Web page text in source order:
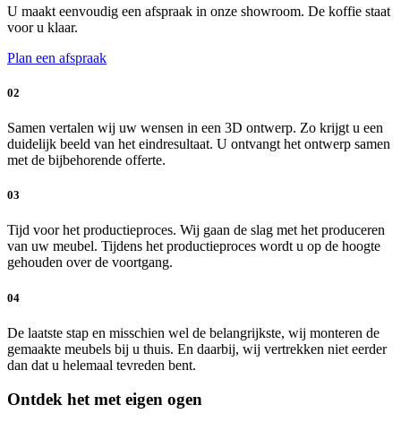
U maakt eenvoudig een afspraak in onze showroom. De koffie staat
voor u klaar.
Plan een afspraak
02
Samen vertalen wij uw wensen in een 3D ontwerp. Zo krijgt u een
duidelijk beeld van het eindresultaat. U ontvangt het ontwerp samen
met de bijbehorende offerte.
03
Tijd voor het productieproces. Wij gaan de slag met het produceren
van uw meubel. Tijdens het productieproces wordt u op de hoogte
gehouden over de voortgang.
04
De laatste stap en misschien wel de belangrijkste, wij monteren de
gemaakte meubels bij u thuis. En daarbij, wij vertrekken niet eerder
dan dat u helemaal tevreden bent.
Ontdek het met eigen ogen